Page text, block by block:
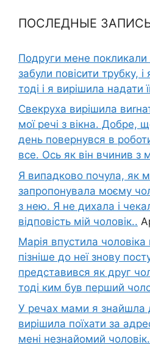
ПОСЛЕДНЫЕ
Подруги мене покликали
забули повісити трубку,
тоді і я вирішила надати
Свекруха вирішила
мої речі з вікна. Добре,
день повернувся в
все. Ось як він вчинив з
Я випадково почула, як
запропонувала моєму
з нею. Я не дихала і
відповість мій чоловік..
Марія впустила чоловіка
пізніше до неї знову
представився як друг
тоді ким був перший
У речах мами я знайшла
вирішила поїхати за
мені незнайомий чоловік.